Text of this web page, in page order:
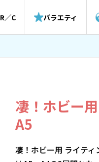
R／C バラエティ
凄！ホビー
A5
凄！ホビー用 ライテ